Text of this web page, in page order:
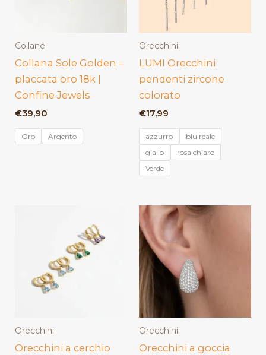
Collane
Collana Sole Golden –
placcata oro 18k |
Confine Jewels
€39,90
Oro Argento
Orecchini
LUMI Orecchini
pendenti zircone
colorato
€17,99
azzurro
blu reale
giallo
rosa chiaro
Verde
Orecchini
Orecchini a cerchio
Orecchini
Orecchini a goccia